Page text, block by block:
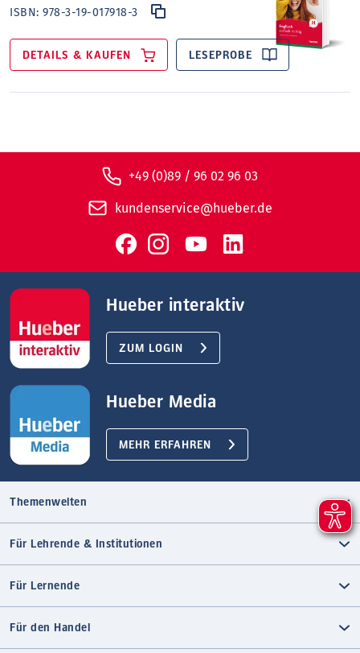
ISBN:978-3-19-017918-3
DETAILS & KAUFEN LESEPROBE
+49 (0)89 / 96 02 96 03
kundenservice@hueber.de
Hueber interaktiv
ZUM LOGIN
Hueber Media
MEHR ERFAHREN
Themenwelten
Für Lehrende & Institutionen
Für Lernende
Für den Handel